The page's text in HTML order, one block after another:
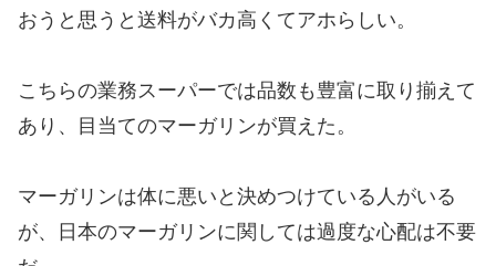
おうと思うと送料がバカ高くてアホらしい。
こちらの業務スーパーでは品数も豊富に取り揃えて
あり、目当てのマーガリンが買えた。
マーガリンは体に悪いと決めつけている人がいる
が、日本のマーガリンに関しては過度な心配は不要